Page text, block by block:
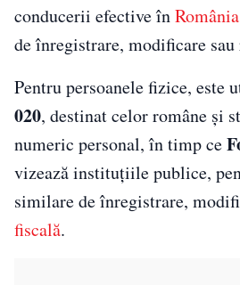
conducerii efective înRomânia
de înregistrare, modificare
Pentru persoanele fizice, este
020, destinat celor române și
numeric personal, în timp ce
vizează instituțiile publice,
similare de înregistrare,
fiscală.